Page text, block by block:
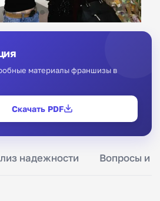
надежности Вопросы и
материалы франшизы в
Скачать PDF